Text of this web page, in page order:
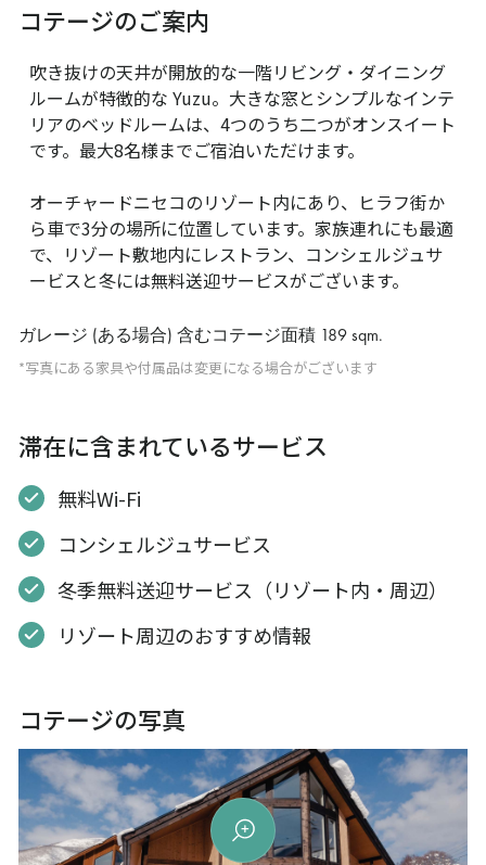
コテージのご案内
吹き抜けの天井が開放的な一階リビング・ダイニング
ルームが特徴的な Yuzu。大きな窓とシンプルなインテ
リアのベッドルームは、4つのうち二つがオンスイート
です。最大8名様までご宿泊いただけます。
オーチャードニセコのリゾート内にあり、ヒラフ街か
ら車で3分の場所に位置しています。家族連れにも最適
で、リゾート敷地内にレストラン、コンシェルジュサ
ービスと冬には無料送迎サービスがございます。
ガレージ (ある場合) 含むコテージ面積 189 sqm.
*写真にある家具や付属品は変更になる場合がございます
滞在に含まれているサービス
無料Wi-Fi
コンシェルジュサービス
冬季無料送迎サービス（リゾート内・周辺）
リゾート周辺のおすすめ情報
コテージの写真